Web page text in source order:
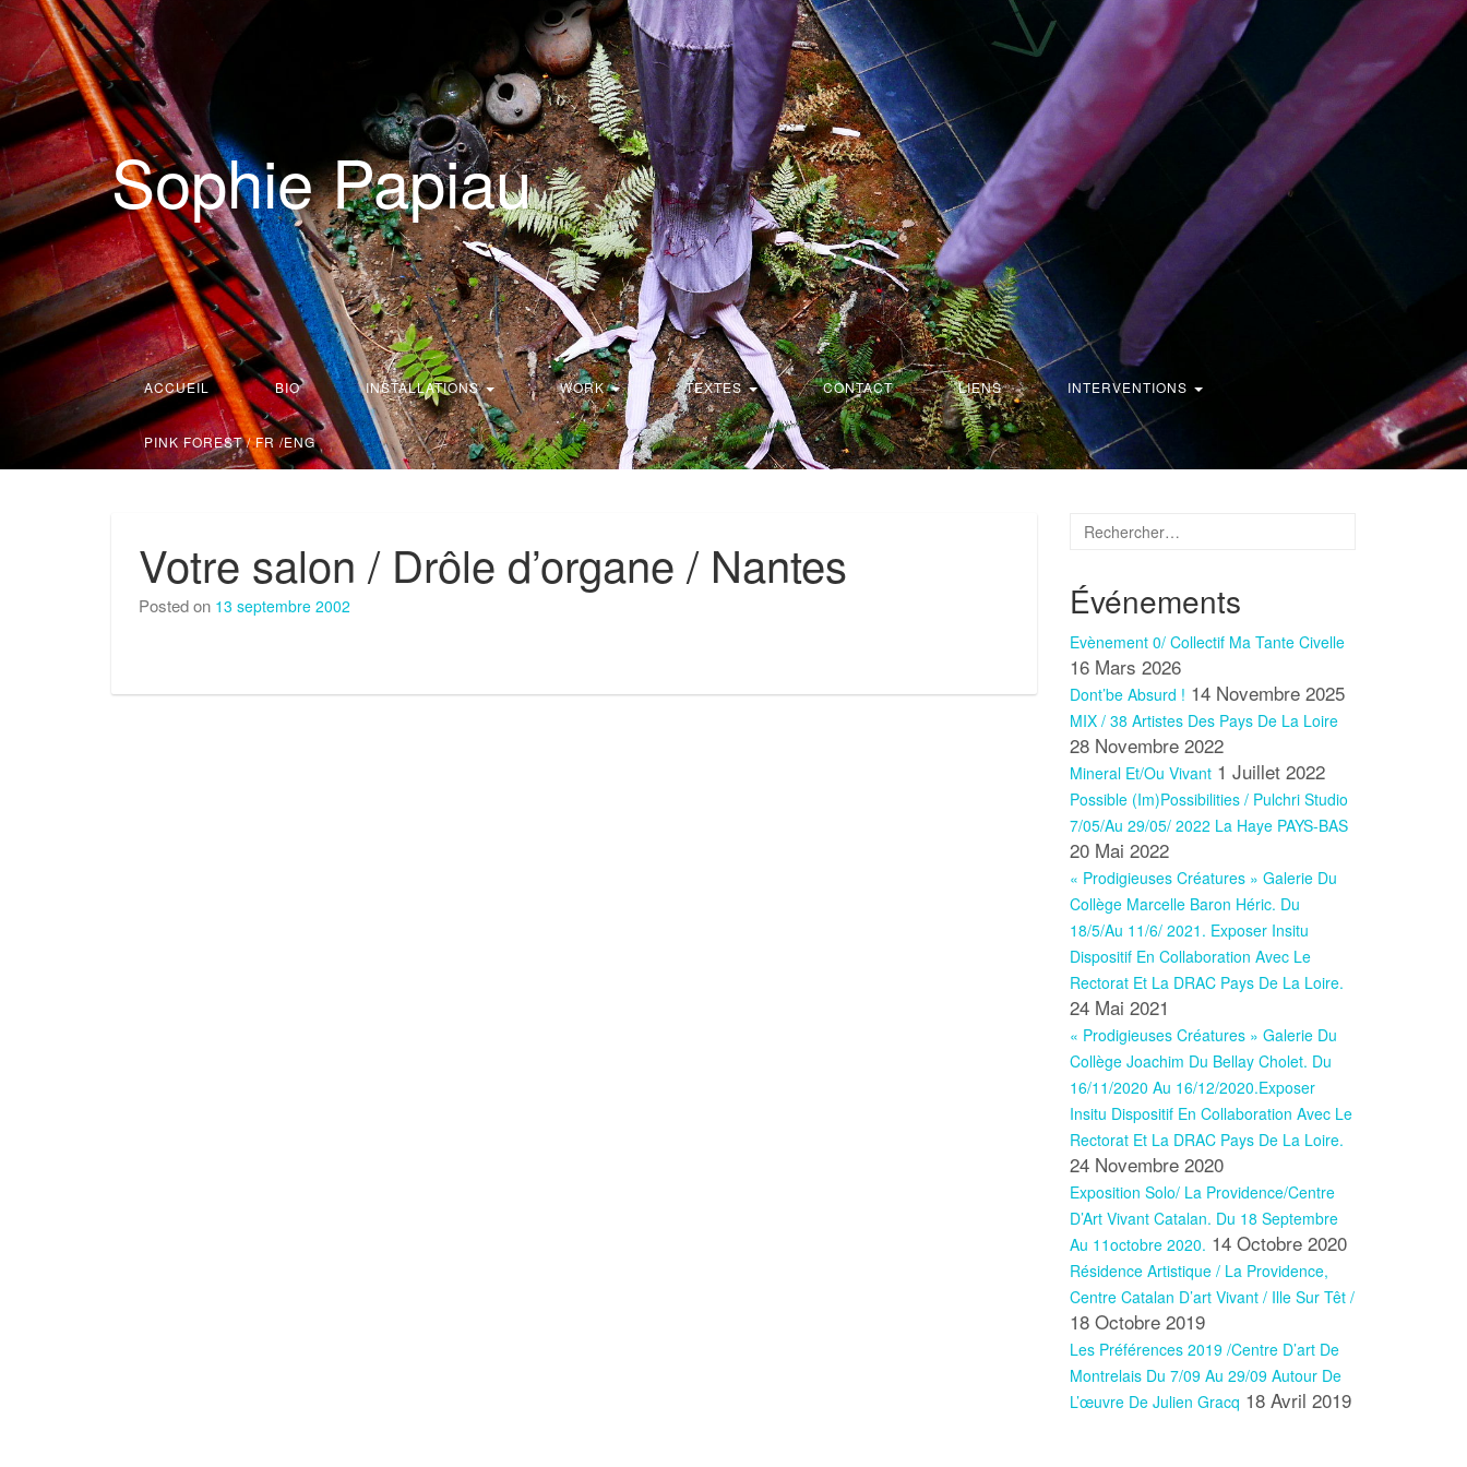
Sophie Papiau
ACCUEIL BIO INSTALLATIONS WORK TEXTES CONTACT LIENS INTERVENTIONS
PINK FOREST / FR /ENG
Votre salon / Drôle d’organe / Nantes
Posted on 13 septembre 2002 Événements
Evènement 0/ Collectif Ma Tante Civelle
16 Mars 2026
Dont’be Absurd ! 14 Novembre 2025
MIX / 38 Artistes Des Pays De La Loire
28 Novembre 2022
Mineral Et/ou Vivant 1 Juillet 2022
Possible (im)Possibilities / Pulchri Studio
7/05/au 29/05/ 2022 La Haye PAYS-BAS
20 Mai 2022
« Prodigieuses Créatures » Galerie Du
Collège Marcelle Baron Héric. Du
18/5/au 11/6/ 2021. Exposer Insitu
Dispositif En Collaboration Avec Le
Rectorat Et La DRAC Pays De La Loire.
24 Mai 2021
« Prodigieuses Créatures » Galerie Du
Collège Joachim Du Bellay Cholet. Du
16/11/2020 Au 16/12/2020.Exposer
Insitu Dispositif En Collaboration Avec Le
Rectorat Et La DRAC Pays De La Loire.
24 Novembre 2020
Exposition Solo/ La Providence/Centre
D’Art Vivant Catalan. Du 18 Septembre
Au 11octobre 2020. 14 Octobre 2020
Résidence Artistique / La Providence,
Centre Catalan D’art Vivant / Ille Sur Têt /
18 Octobre 2019
Les Préférences 2019 /Centre D’art De
Montrelais Du 7/09 Au 29/09 Autour De
L’œuvre De Julien Gracq 18 Avril 2019